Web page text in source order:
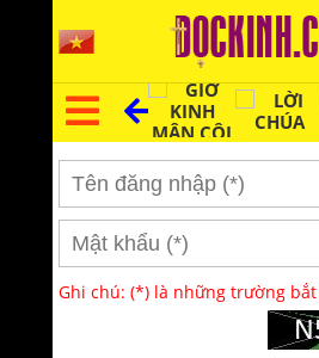
Ghi chú: (*) là những trường